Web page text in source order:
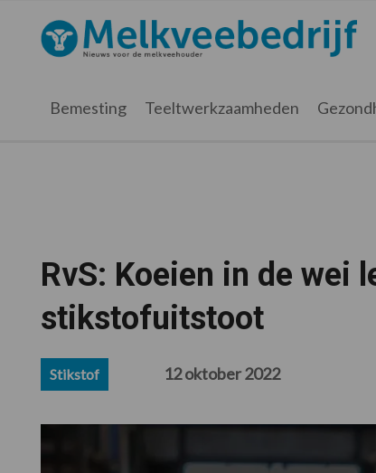
hoofdnavigatie
hoofd
eerste
voettekst
Melkveebedrijf.nl
Bemesting Teeltwerkzaamheden
RvS: Koeien in de wei
stikstofuitstoot
Stikstof 12 oktober 2022